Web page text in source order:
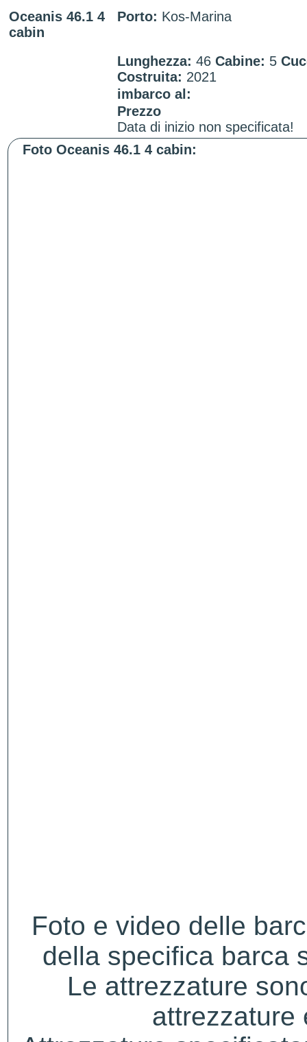
Oceanis 46.1 4
cabin
Porto: Kos-Marina
Lunghezza: 46 Cabine: 5
Costruita: 2021
imbarco al:
Prezzo
Data di inizio non specificata!
Foto Oceanis 46.1 4 cabin:
Foto e video delle
della specifica barca
Le attrezzature
attrezzature